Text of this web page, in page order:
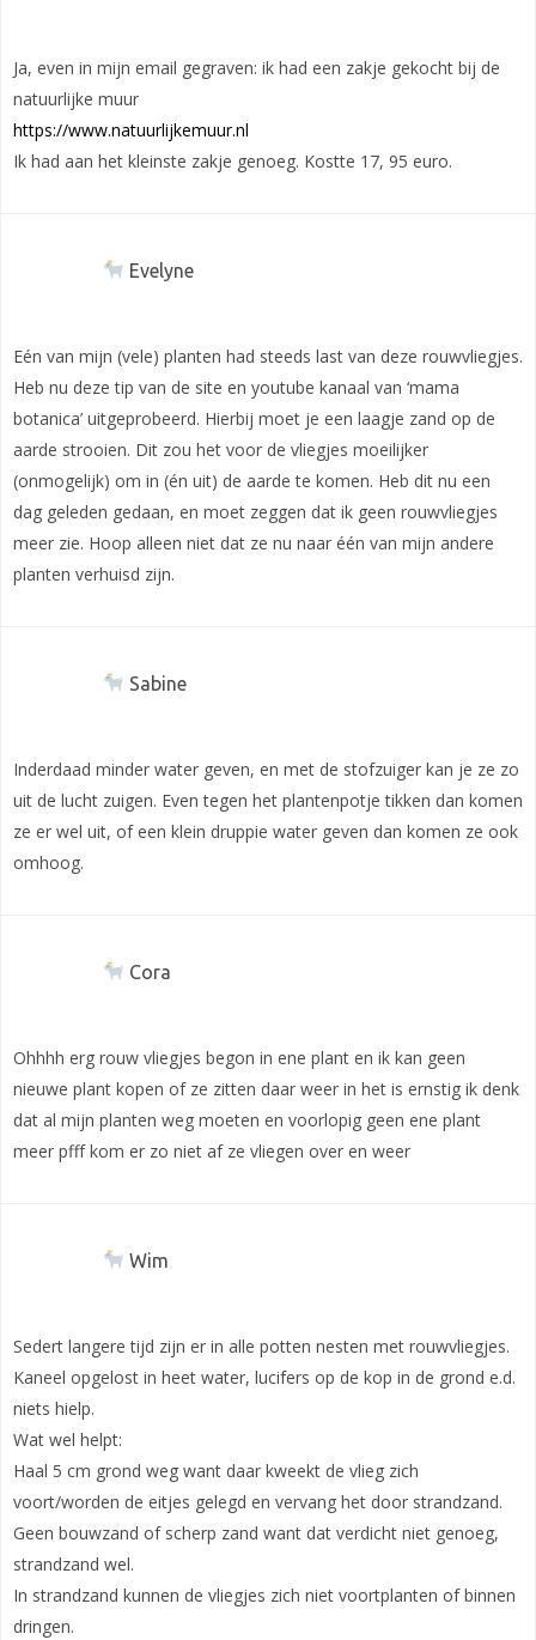
Ja, even in mijn email gegraven: ik had een zakje gekocht bij de
natuurlijke muur
https://www.natuurlijkemuur.nl
Ik had aan het kleinste zakje genoeg. Kostte 17, 95 euro.
Evelyne
Eén van mijn (vele) planten had steeds last van deze rouwvliegjes.
Heb nu deze tip van de site en youtube kanaal van ‘mama
botanica’ uitgeprobeerd. Hierbij moet je een laagje zand op de
aarde strooien. Dit zou het voor de vliegjes moeilijker
(onmogelijk) om in (én uit) de aarde te komen. Heb dit nu een
dag geleden gedaan, en moet zeggen dat ik geen rouwvliegjes
meer zie. Hoop alleen niet dat ze nu naar één van mijn andere
planten verhuisd zijn.
Sabine
Inderdaad minder water geven, en met de stofzuiger kan je ze zo
uit de lucht zuigen. Even tegen het plantenpotje tikken dan komen
ze er wel uit, of een klein druppie water geven dan komen ze ook
omhoog.
Cora
Ohhhh erg rouw vliegjes begon in ene plant en ik kan geen
nieuwe plant kopen of ze zitten daar weer in het is ernstig ik denk
dat al mijn planten weg moeten en voorlopig geen ene plant
meer pfff kom er zo niet af ze vliegen over en weer
Wim
Sedert langere tijd zijn er in alle potten nesten met rouwvliegjes.
Kaneel opgelost in heet water, lucifers op de kop in de grond e.d.
niets hielp.
Wat wel helpt:
Haal 5 cm grond weg want daar kweekt de vlieg zich
voort/worden de eitjes gelegd en vervang het door strandzand.
Geen bouwzand of scherp zand want dat verdicht niet genoeg,
strandzand wel.
In strandzand kunnen de vliegjes zich niet voortplanten of binnen
dringen.